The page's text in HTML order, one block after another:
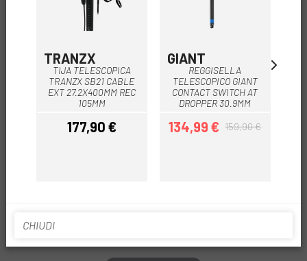
TRANZX
TIJA TELESCOPICA
TRANZX SB21 CABLE
EXT 27.2X400MM REC
105MM
Prezzo
177,90 €
GIANT
REGGISELLA
TELESCOPICO GIANT
CONTACT SWITCH AT
DROPPER 30.9MM
Prezzo
134,99 €Prezzo base
159,90 €
CHIUDI